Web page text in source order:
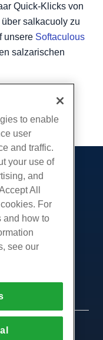
Quick-Klicks von
salkacuoly zu
unsere Softaculous
salzarischen
Kopieren URL
Inc.
to enable
user
and traffic.
your use of
and
All
For
and how to
see our